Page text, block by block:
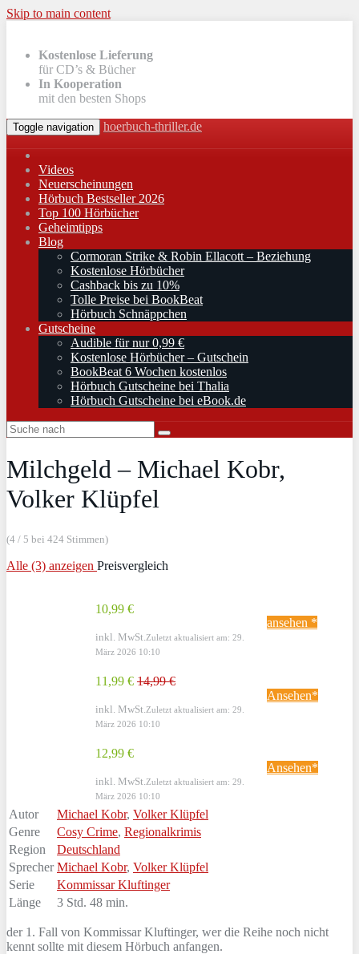
Skip to main content
Kostenlose Lieferung
für CD’s & Bücher
In Kooperation
mit den besten Shops
Toggle navigation hoerbuch-thriller.de
Videos
Neuerscheinungen
Hörbuch Bestseller 2026
Top 100 Hörbücher
Geheimtipps
Blog
Cormoran Strike & Robin Ellacott – Beziehung
Kostenlose Hörbücher
Cashback bis zu 10%
Tolle Preise bei BookBeat
Hörbuch Schnäppchen
Gutscheine
Audible für nur 0,99 €
Kostenlose Hörbücher – Gutschein
BookBeat 6 Wochen kostenlos
Hörbuch Gutscheine bei Thalia
Hörbuch Gutscheine bei eBook.de
Milchgeld – Michael Kobr,
Volker Klüpfel
(4 / 5 bei 424 Stimmen)
Alle (3) anzeigen Preisvergleich
10,99 €
inkl. MwSt. Zuletzt aktualisiert am: 29.
März 2026 10:10
ansehen *
11,99 € 14,99 €
inkl. MwSt. Zuletzt aktualisiert am: 29.
März 2026 10:10
Ansehen*
12,99 €
inkl. MwSt. Zuletzt aktualisiert am: 29.
März 2026 10:10
Ansehen*
Autor Michael Kobr, Volker Klüpfel
Genre
Cosy Crime, Regionalkrimis
Region
Deutschland
Sprecher Michael Kobr, Volker Klüpfel
Serie
Kommissar Kluftinger
Länge
3 Std. 48 min.
der 1. Fall von Kommissar Kluftinger, wer die Reihe noch nicht
kennt sollte mit diesem Hörbuch anfangen.